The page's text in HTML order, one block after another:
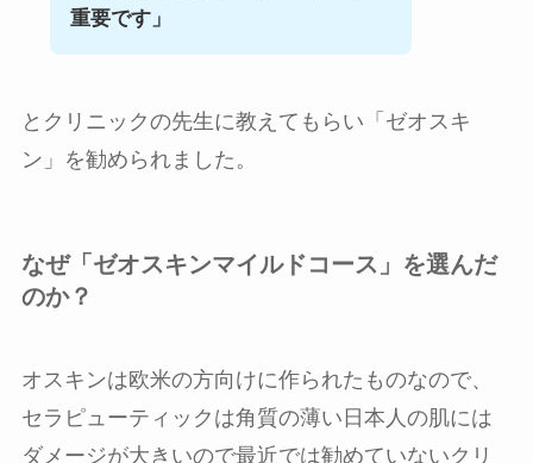
重要です」
とクリニックの先生に教えてもらい「ゼオスキ
ン」を勧められました。
なぜ「ゼオスキンマイルドコース」を選んだ
のか？
オスキンは欧米の方向けに作られたものなので、
セラピューティックは角質の薄い日本人の肌には
ダメージが大きいので最近では勧めていないクリ